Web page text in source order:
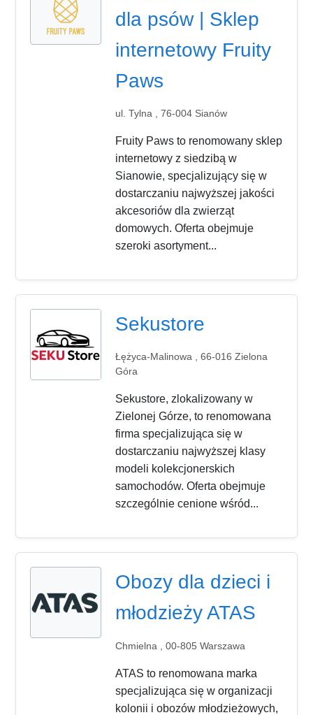
dla psów | Sklep
internetowy Fruity
Paws
ul. Tylna , 76-004 Sianów
Fruity Paws to renomowany sklep
internetowy z siedzibą w
Sianowie, specjalizujący się w
dostarczaniu najwyższej jakości
akcesoriów dla zwierząt
domowych. Oferta obejmuje
szeroki asortyment...
Sekustore
Łężyca-Malinowa , 66-016 Zielona
Góra
Sekustore, zlokalizowany w
Zielonej Górze, to renomowana
firma specjalizująca się w
dostarczaniu najwyższej klasy
modeli kolekcjonerskich
samochodów. Oferta obejmuje
szczególnie cenione wśród...
Obozy dla dzieci i
młodzieży ATAS
Chmielna , 00-805 Warszawa
ATAS to renomowana marka
specjalizująca się w organizacji
kolonii i obozów młodzieżowych,